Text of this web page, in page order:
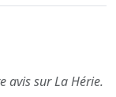
avis sur La Hérie.